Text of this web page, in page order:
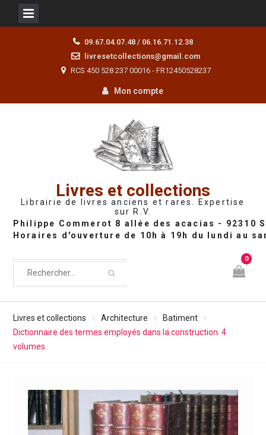
09.67.04.07.48 / 06.16.71.12.38
livresetcollections@gmail.com
RCS 450 528 237 00016 - FR12450528237
Mon compte
Livres et collections
Librairie de livres anciens et rares. Expertise
sur R.V.
0
Livres et collections Architecture
Batiment
Dictionnaire des termes employés dans la construction. 4
volumes.